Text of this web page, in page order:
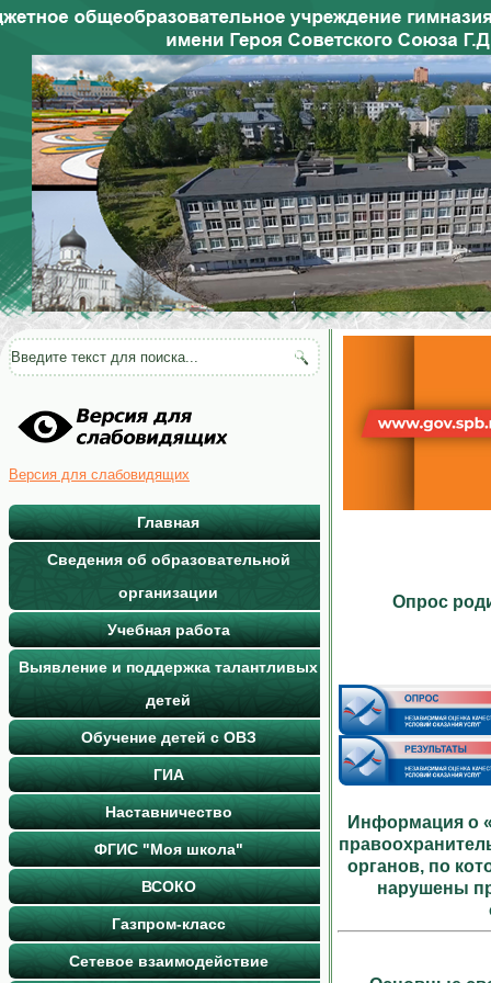
Версия для слабовидящих
Главная
Сведения об образовательной
организации
Учебная работа
Выявление и поддержка талантливых
детей
Обучение детей с ОВЗ
ГИА
Наставничество
ФГИС "Моя школа"
ВСОКО
Газпром-класс
Сетевое взаимодействие
Опрос
Информация о
органов, по
нарушены